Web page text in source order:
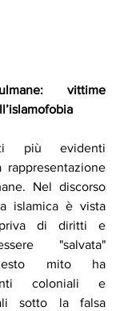
vittime
più evidenti
rappresentazione
Nel discorso
islamica è vista
priva di diritti e
"salvata"
mito ha
coloniali e
sotto la falsa